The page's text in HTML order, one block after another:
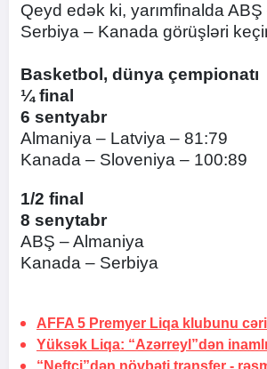
Qeyd edək ki, yarımfinalda
Serbiya – Kanada görüşləri
Basketbol, dünya çempionatı
¼ final
6 sentyabr
Almaniya – Latviya – 81:79
Kanada – Sloveniya – 100:89
1/2 final
8 senytabr
ABŞ – Almaniya
Kanada – Serbiya
AFFA 5 Premyer Liqa klubunu
Yüksək Liqa: “Azərreyl”dən
“Neftçi”dən növbəti transfer -